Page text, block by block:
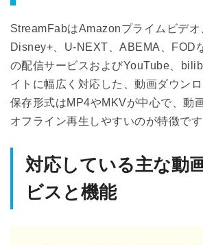
StreamFabはAmazonプライムビデオ
Disney+、U-NEXT、ABEMA、FOD
の配信サービスおよびYouTube、
イトに幅広く対応した、動画ダウンロ
保存形式はMP4やMKVが中心で、動
オフライン再生しやすいのが特徴です
対応している主な動
ビスと機能